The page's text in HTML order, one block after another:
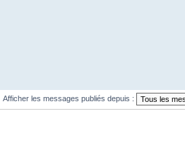
Afficher les messages publiés depuis :